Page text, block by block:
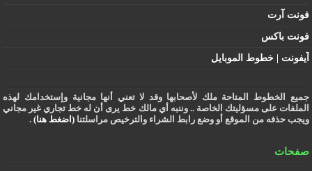
فونت آرت
فونت باكس
آيفونت | خطوط الموبايل
جميع الخطوط المتاحة ملك لأصحابها وقد لا تعني أنها مجانية وإستخدامك لهذه
الملفات على مسؤليتك الخاصة .. وننبه أي مالك خط يرى أن له خط تجاري غير مجاني
ويجب حذفه من الموقع أو وضع رابط الشراء والترخيص مراسلتنا(اضغط هنا) .
صفحات